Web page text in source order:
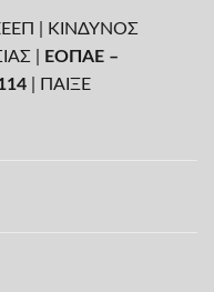
| ΚΙΝΔΥΝΟΣ
|
ΕΟΠΑΕ –
| ΠΑΙΞΕ